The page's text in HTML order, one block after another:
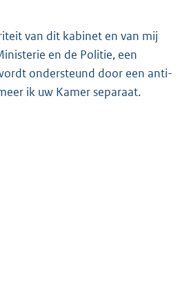
van dit kabinet en van mij
en de Politie, een
ondersteund door een anti-
ik uw Kamer separaat.